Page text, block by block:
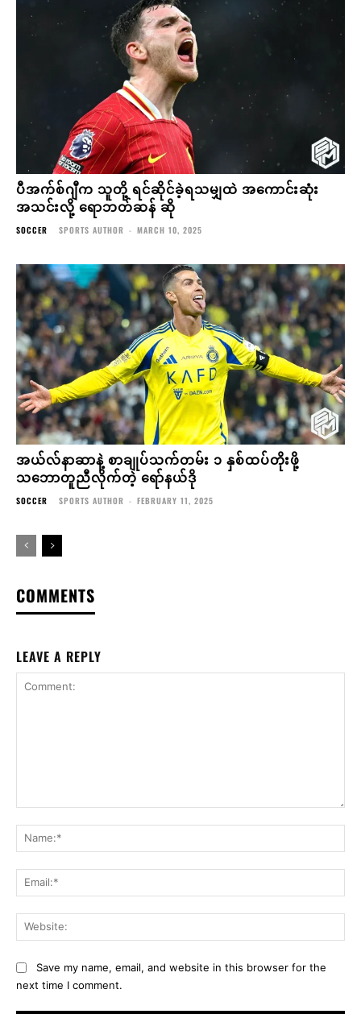
ပီအက်စ်ဂျီက သူတို့ ရင်ဆိုင်ခဲ့ရသမျှထဲ အကောင်းဆုံး
အသင်းလို့ ရောဘတ်ဆန် ဆို
SOCCER SPORTS AUTHOR - MARCH 10, 2025
အယ်လ်နာဆာနဲ့ စာချုပ်သက်တမ်း ၁ နှစ်ထပ်တိုးဖို့
သဘောတူညီလိုက်တဲ့ ရော်နယ်ဒို
SOCCER SPORTS AUTHOR - FEBRUARY 11, 2025
COMMENTS
LEAVE A REPLY
Save my name, email, and website in this browser for the
next time I comment.